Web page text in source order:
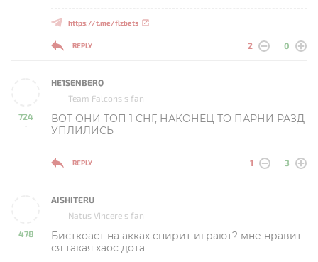
https://t.me/flzbets
REPLY 2 0
724
-
HE1SENBERQ
Team Falcons s fan
ВОТ ОНИ ТОП 1 СНГ, НАКОНЕЦ ТО ПАРНИ РАЗД
УПЛИЛИСЬ
REPLY 1 3
478
-
AISHITERU
Natus Vincere s fan
Бисткоаст на акках спирит играют? мне нравит
ся такая хаос дота